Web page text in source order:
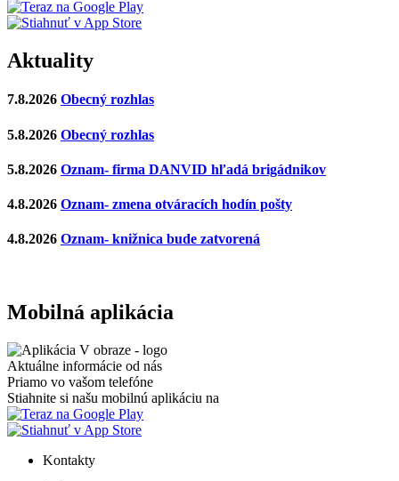
Aktuality
7.8.2026 Obecný rozhlas
5.8.2026 Obecný rozhlas
5.8.2026 Oznam- firma DANVID hľadá brigádnikov
4.8.2026 Oznam- zmena otváracích hodín pošty
4.8.2026 Oznam- knižnica bude zatvorená
Mobilná aplikácia
Aktuálne informácie od nás
Priamo vo vašom telefóne
Stiahnite si našu mobilnú aplikáciu na
Kontakty